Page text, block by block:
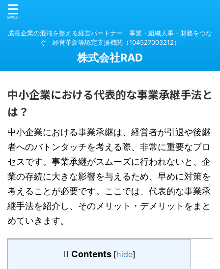
成長企業の混沌を整える経営パートナー 事業・組織人事・財務をつな
ぐ 経営革新等認定支援機関（104527003212）
株式会社RAD
中小企業における代表的な事業承継手法と
は？
中小企業における事業承継は、経営者が引退や後継
者へのバトンタッチを考える際、非常に重要なプロ
セスです。事業承継がスムーズに行われないと、企
業の存続に大きな影響を与えるため、早めに対策を
考えることが必要です。ここでは、代表的な事業承
継手法を紹介し、そのメリット・デメリットをまと
めていきます。
Contents [hide]